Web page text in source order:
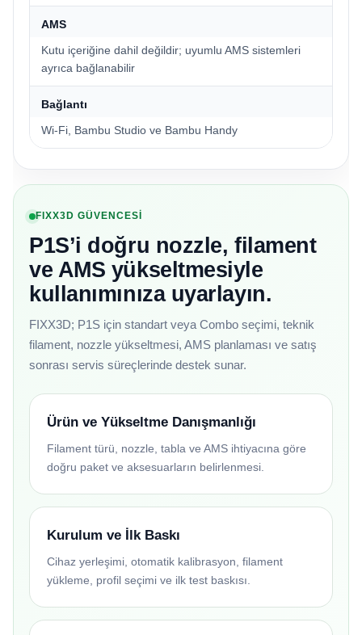
AMS
Kutu içeriğine dahil değildir; uyumlu AMS sistemleri
ayrıca bağlanabilir
Bağlantı
Wi-Fi, Bambu Studio ve Bambu Handy
FIXX3D GÜVENCESİ
P1S’i doğru nozzle, filament
ve AMS yükseltmesiyle
kullanımınıza uyarlayın.
FIXX3D; P1S için standart veya Combo seçimi, teknik
filament, nozzle yükseltmesi, AMS planlaması ve satış
sonrası servis süreçlerinde destek sunar.
Ürün ve Yükseltme Danışmanlığı
Filament türü, nozzle, tabla ve AMS ihtiyacına göre
doğru paket ve aksesuarların belirlenmesi.
Kurulum ve İlk Baskı
Cihaz yerleşimi, otomatik kalibrasyon, filament
yükleme, profil seçimi ve ilk test baskısı.